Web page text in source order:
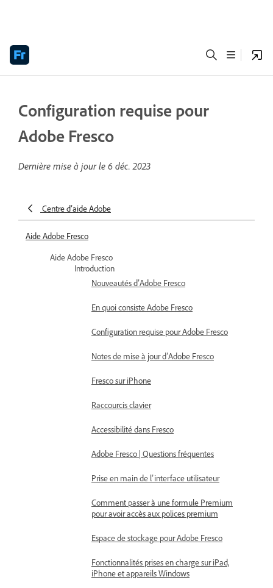
Configuration requise pour
Adobe Fresco
Dernière mise à jour le 6 déc. 2023
Centre d’aide Adobe
Aide Adobe Fresco
Aide Adobe Fresco
Introduction
Nouveautés d’Adobe Fresco
En quoi consiste Adobe Fresco
Configuration requise pour Adobe Fresco
Notes de mise à jour d’Adobe Fresco
Fresco sur iPhone
Raccourcis clavier
Accessibilité dans Fresco
Adobe Fresco | Questions fréquentes
Prise en main de l’interface utilisateur
Comment passer à une formule Premium
pour avoir accès aux polices premium
Espace de stockage pour Adobe Fresco
Fonctionnalités prises en charge sur iPad,
iPhone et appareils Windows